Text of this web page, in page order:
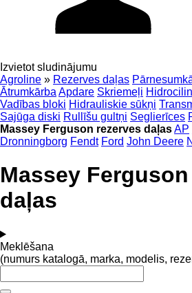
Izvietot sludinājumu
Agroline » Rezerves daļas
Ātrumkārba Apdare Skriemeļi
Vadības bloki Hidrauliskie sūkņi
Sajūga diski Rullīšu gultņi Seglierīces
Massey Ferguson rezerves daļasAP
Dronningborg Fendt Ford John Deere
Massey
daļas
Meklēšana
(numurs katalogā, marka, modelis,